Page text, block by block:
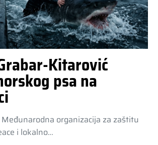
Kitarović
psa na
Međunarodna organizacija za zaštitu
i lokalno…